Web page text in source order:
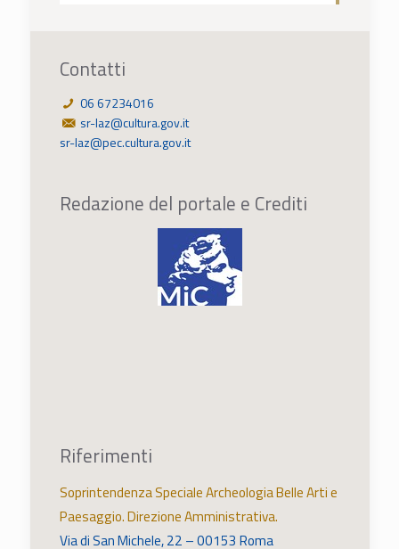
Contatti
06 67234016
sr-laz@cultura.gov.it
sr-laz@pec.cultura.gov.it
Redazione del portale e Crediti
Riferimenti
Soprintendenza Speciale Archeologia Belle Arti e
Paesaggio. Direzione Amministrativa.
Via di San Michele, 22 – 00153 Roma